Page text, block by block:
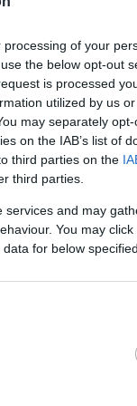
of your
the below opt-out
is processed
utilized by us
may separately
on the IAB’s list of
third parties on the
third parties.
services and may
You may
for below
(1998) και